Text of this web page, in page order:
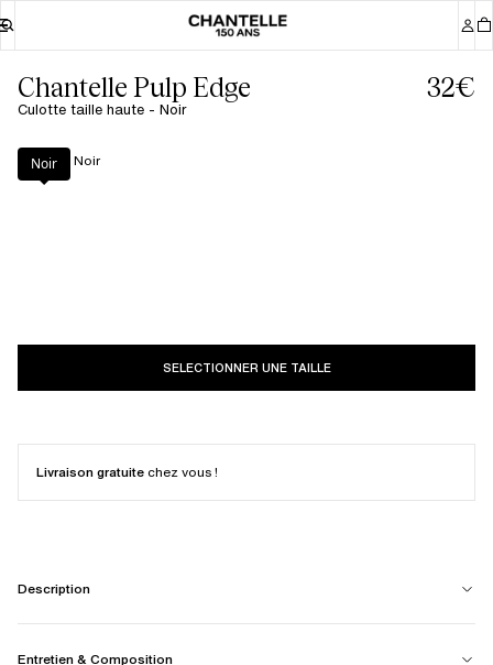
Chantelle Pulp Edge
Culotte taille haute - Noir
32€
Couleur Noir
Noir
SELECTIONNER UNE TAILLE
Livraison gratuite chez vous !
Description
Entretien & Composition